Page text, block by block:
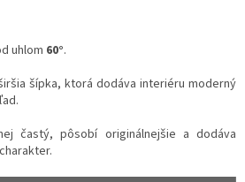
uhlom 60°.
šípka, ktorá dodáva interiéru moderný
častý, pôsobí originálnejšie a dodáva